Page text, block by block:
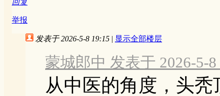
举报
发表于 2026-5-8 19:15 | 显示全部楼层
蒙城郎中 发表于 2026-5-8
从中医的角度，头